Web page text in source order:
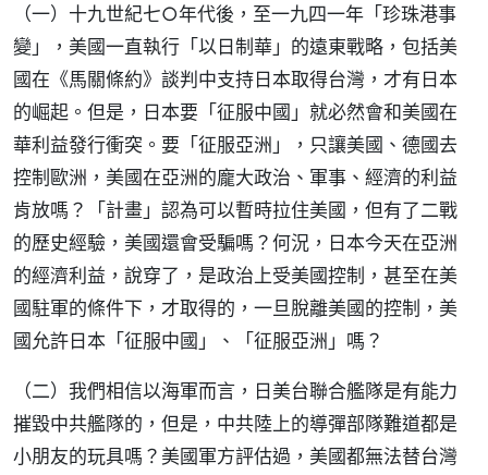
（一）十九世紀七○年代後，至一九四一年「珍珠港事
變」，美國一直執行「以日制華」的遠東戰略，包括美
國在《馬關條約》談判中支持日本取得台灣，才有日本
的崛起。但是，日本要「征服中國」就必然會和美國在
華利益發行衝突。要「征服亞洲」，只讓美國、德國去
控制歐洲，美國在亞洲的龐大政治、軍事、經濟的利益
肯放嗎？「計畫」認為可以暫時拉住美國，但有了二戰
的歷史經驗，美國還會受騙嗎？何況，日本今天在亞洲
的經濟利益，說穿了，是政治上受美國控制，甚至在美
國駐軍的條件下，才取得的，一旦脫離美國的控制，美
國允許日本「征服中國」、「征服亞洲」嗎？
（二）我們相信以海軍而言，日美台聯合艦隊是有能力
摧毀中共艦隊的，但是，中共陸上的導彈部隊難道都是
小朋友的玩具嗎？美國軍方評估過，美國都無法替台灣